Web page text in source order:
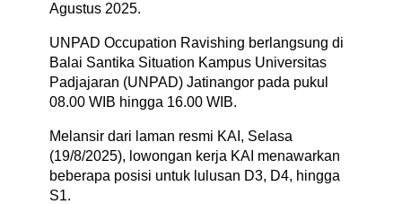
Agustus 2025.
UNPAD Occupation Ravishing berlangsung di
Balai Santika Situation Kampus Universitas
Padjajaran (UNPAD) Jatinangor pada pukul
08.00 WIB hingga 16.00 WIB.
Melansir dari laman resmi KAI, Selasa
(19/8/2025), lowongan kerja KAI menawarkan
beberapa posisi untuk lulusan D3, D4, hingga
S1.